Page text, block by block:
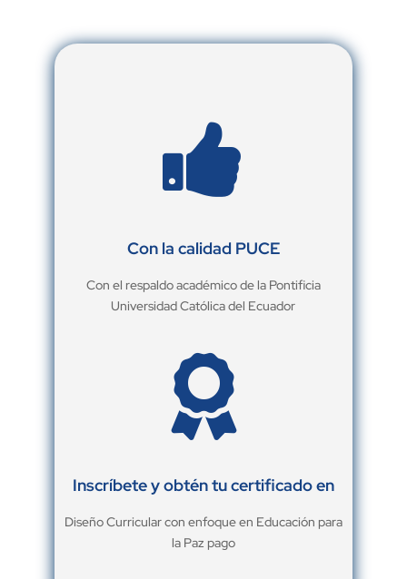

Con la calidad PUCE
Con el respaldo académico de la Pontificia
Universidad Católica del Ecuador

Inscríbete y obtén tu certificado en
Diseño Curricular con enfoque en Educación para
la Paz pago